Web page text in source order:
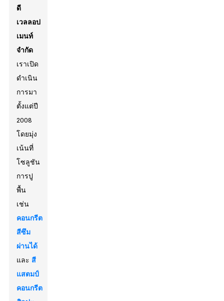
ดี
เวลลอป
เมนท์
จำกัด
เราเปิด
ดำเนิน
การมา
ตั้งแต่ปี
2008
โดยมุ่ง
เน้นที่
โซลูชัน
การปู
พื้น
เช่น
คอนกรีต
สีซึม
ผ่านได้
และ สี
แสตมป์
คอนกรีต